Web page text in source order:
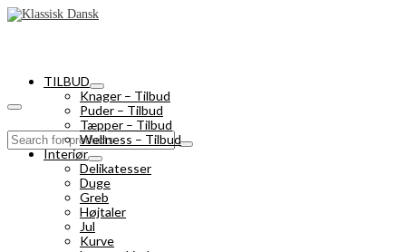
Search
for:
TILBUD
Knager – Tilbud
Puder – Tilbud
Tæpper – Tilbud
Wellness – Tilbud
Interiør
Delikatesser
Duge
Greb
Højtaler
Jul
Kurve